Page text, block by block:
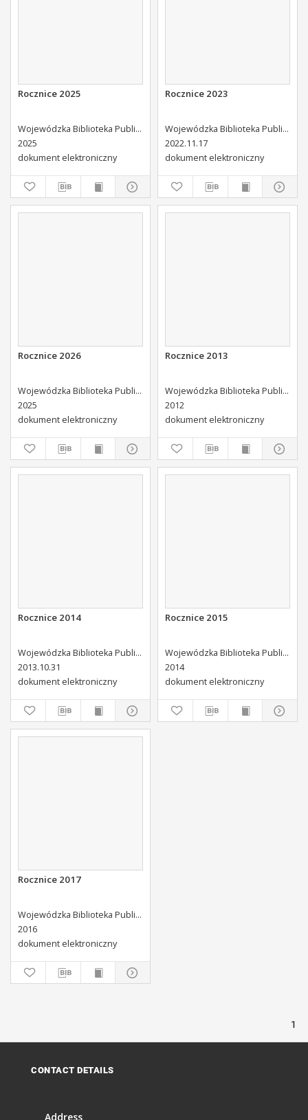
Rocznice 2025
Wojewódzka Biblioteka Publiczna (Kielce). Dział Informacji i Bibliografii Regionalnej
2025
dokument elektroniczny
Rocznice 2023
Wojewódzka Biblioteka Publiczna (Kielce). Dział Informacji i Bibliografii Regionalnej
2022.11.17
dokument elektroniczny
Rocznice 2026
Wojewódzka Biblioteka Publiczna (Kielce). Dział Informacji i Bibliografii Regionalnej
2025
dokument elektroniczny
Rocznice 2013
Wojewódzka Biblioteka Publiczna (Kielce). Dział Informacji i Bibliografii Regionalnej
2012
dokument elektroniczny
Rocznice 2014
Wojewódzka Biblioteka Publiczna (Kielce). Dział Informacji i Bibliografii Regionalnej
2013.10.31
dokument elektroniczny
Rocznice 2015
Wojewódzka Biblioteka Publiczna (Kielce). Dział Informacji i Bibliografii Regionalnej
2014
dokument elektroniczny
Rocznice 2017
Wojewódzka Biblioteka Publiczna (Kielce). Dział Informacji i Bibliografii Regionalnej
2016
dokument elektroniczny
1
CONTACT DETAILS
Address